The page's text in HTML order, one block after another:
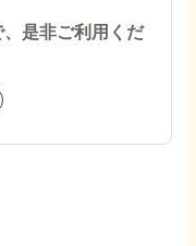
是非ご利用くだ